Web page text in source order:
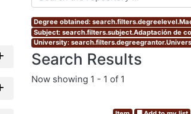
Degree obtained:
Subject: search.filters.subject.Adaptación de
University:
Search Results
Now showing 1 - 1 of 1